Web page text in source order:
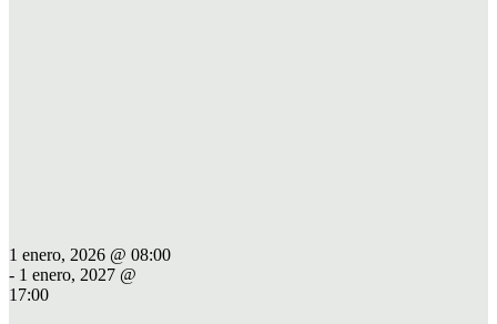
1 enero, 2026 @ 08:00
- 1 enero, 2027 @
17:00